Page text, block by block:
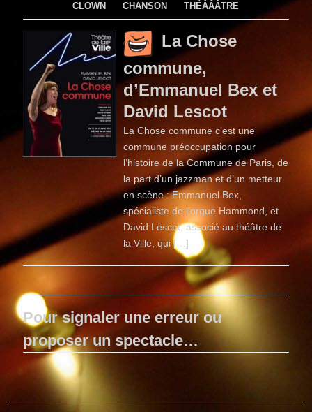
CLOWN
CHANSON THÉÂÂÂTRE
La Chose
commune,
d’Emmanuel Bex et
David Lescot
La Chose commune c’est une
commune préoccupation pour
l’histoire de la Commune de Paris, de
la part d’un jazzman et d’un metteur
en scène : Emmanuel Bex,
spécialiste de l’orgue Hammond, et
David Lescot, associé au théâtre de
la Ville, qui […]
Pour signaler une erreur ou
proposer un spectacle…